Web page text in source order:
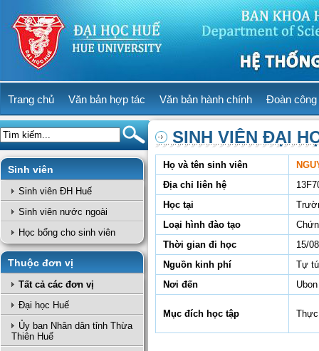
Trang chủ Văn bản hợp tác Văn bản hành chính Đoàn công
Sinh viên
Sinh viên ĐH Huế
Sinh viên nước ngoài
Học bổng cho sinh viên
Thuộc đơn vị
Tất cả các đơn vị
Đại học Huế
Ủy ban Nhân dân tỉnh Thừa
Thiên Huế
SINH VIÊN ĐẠI
Họ và tên sinh viên
Địa chỉ liên hệ
Học tại
Loại hình đào tạo
Thời gian đi học
15/
Nguồn kinh phí
Tự
Nơi đến
Mục đích học tập